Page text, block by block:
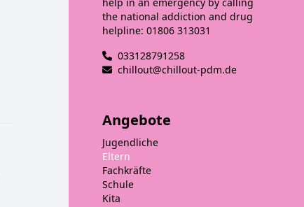
the national addiction and drug
helpline: 01806 313031
033128791258
chillout@chillout-pdm.de
Angebote
Jugendliche
Eltern
Fachkräfte
Schule
Kita